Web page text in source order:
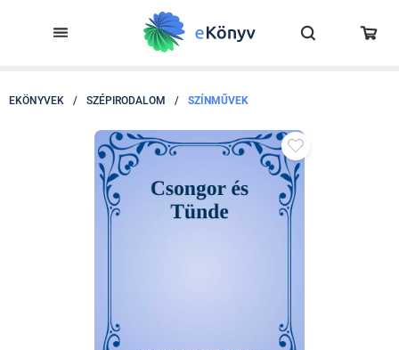
EKÖNYVEK / SZÉPIRODALOM / SZÍNMŰVEK